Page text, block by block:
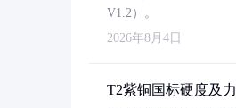
V1.2）。
2026年8月4日
T2紫铜国标硬度及